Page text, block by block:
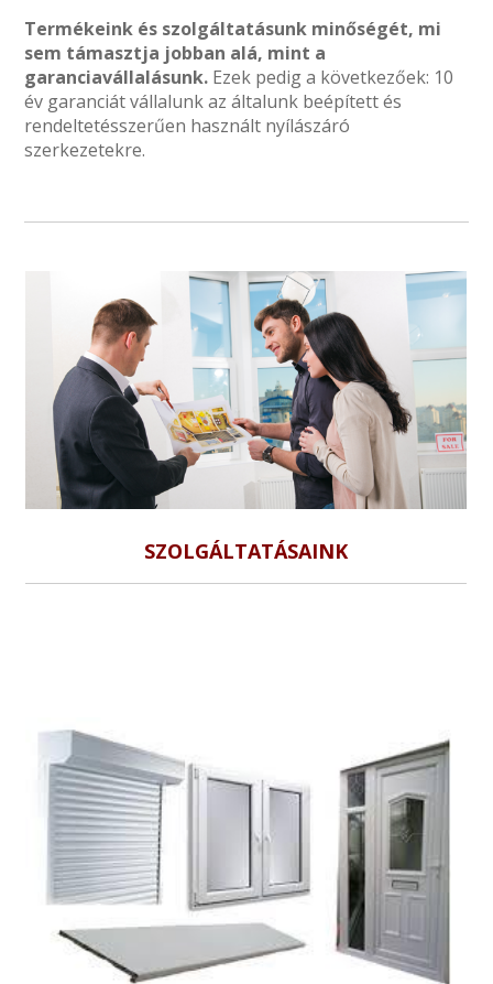
Termékeink és szolgáltatásunk minőségét, mi
sem támasztja jobban alá, mint a
garanciavállalásunk. Ezek pedig a következőek: 10
év garanciát vállalunk az általunk beépített és
rendeltetésszerűen használt nyílászáró
szerkezetekre.
SZOLGÁLTATÁSAINK